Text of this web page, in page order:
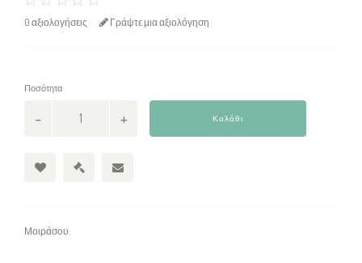
0 αξιολογήσεις Γράψτε μια αξιολόγηση
Ποσότητα
Καλάθι
Μοιράσου: